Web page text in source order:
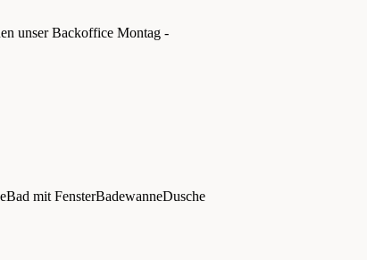
unser Backoffice Montag -
Bad mit FensterBadewanneDusche